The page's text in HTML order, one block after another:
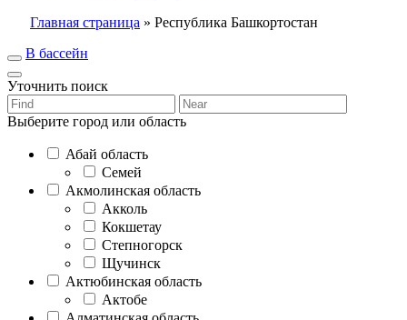
Главная страница » Республика Башкортостан
В бассейн
Уточнить поиск
Выберите город или область
Абай область
Семей
Акмолинская область
Акколь
Кокшетау
Степногорск
Щучинск
Актюбинская область
Актобе